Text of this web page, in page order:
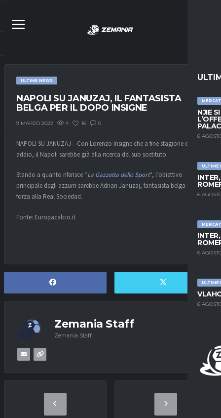
NJIE
6
ULTIME
6
6
ULTIME
6
ULTIME NEWS
NAPOLI SU JANUZAJ, IL FANTASISTA
BELGA PER IL DOPO INSIGNE
9 MARZO 2022 4 16 0
NAPOLI SU JANUZAJ – Con Lorenzo Insigne che a fine stagione dirà
addio, il Napoli sarebbe già alla ricerca del suo sostituto.
Stando a quanto riferisce “La Gazzetta dello Sport“, l’obiettivo
principale degli azzurri sarebbe Adnan Januzaj, fantasista belga in
forza alla Real Sociedad.
Fonte: Europacalcio.it
Zemania Staff
Zemania Staff